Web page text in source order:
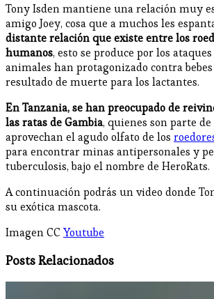
Tony Isden mantiene una relación muy
amigo Joey, cosa que a muchos les
distante relación que existe entre los
humanos, esto se produce por los
animales han protagonizado contra
resultado de muerte para los lactantes.
En Tanzania, se han preocupado de
las ratas de Gambia, quienes son parte
aprovechan el agudo olfato de los
para encontrar minas antipersonales y
tuberculosis, bajo el nombre de HeroRats.
A continuación podrás un video donde
su exótica mascota.
Imagen CC Youtube
Posts Relacionados